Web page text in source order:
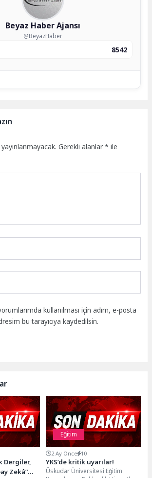
Beyaz Haber Ajansı
@BeyazHaber
8542
Gerekli alanlar* ile
kullanılması için adım, e-posta
bu tarayıcıya kaydedilsin.
Dergiler,
Zekâ”
Eğitim
2 Ay Önce 10
YKS’de kritik uyarılar!
Üsküdar Üniversitesi Eğitim